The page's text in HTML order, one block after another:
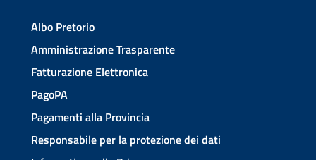
Albo Pretorio
Amministrazione Trasparente
Fatturazione Elettronica
PagoPA
Pagamenti alla Provincia
Responsabile per la protezione dei dati